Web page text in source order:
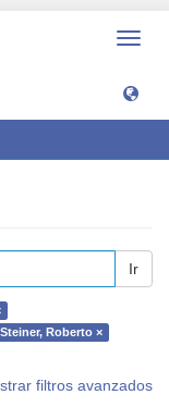
Ir
Steiner, Roberto ×
filtros avanzados